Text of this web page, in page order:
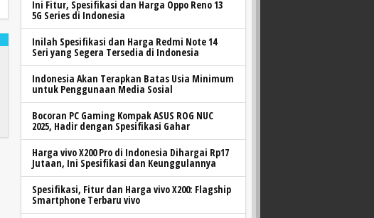
Ini Fitur, Spesifikasi dan Harga Oppo Reno 13
5G Series di Indonesia
Inilah Spesifikasi dan Harga Redmi Note 14
Seri yang Segera Tersedia di Indonesia
Indonesia Akan Terapkan Batas Usia Minimum
untuk Penggunaan Media Sosial
Bocoran PC Gaming Kompak ASUS ROG NUC
2025, Hadir dengan Spesifikasi Gahar
Harga vivo X200 Pro di Indonesia Dihargai Rp17
Jutaan, Ini Spesifikasi dan Keunggulannya
Spesifikasi, Fitur dan Harga vivo X200: Flagship
Smartphone Terbaru vivo